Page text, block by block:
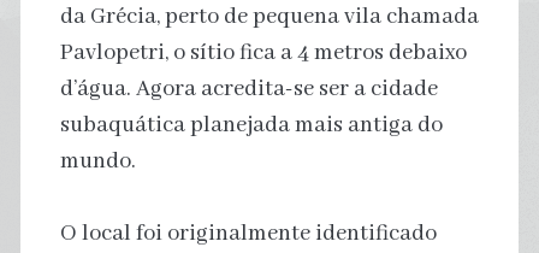
da Grécia, perto de pequena vila chamada
Pavlopetri, o sítio fica a 4 metros debaixo
d’água. Agora acredita-se ser a cidade
subaquática planejada mais antiga do
mundo.
O local foi originalmente identificado